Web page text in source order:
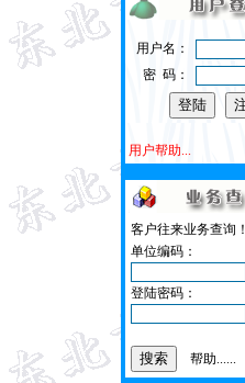
用户名：
密 码：
用户帮助...
客户往来业务查询！
单位编码：
登陆密码：
帮助......